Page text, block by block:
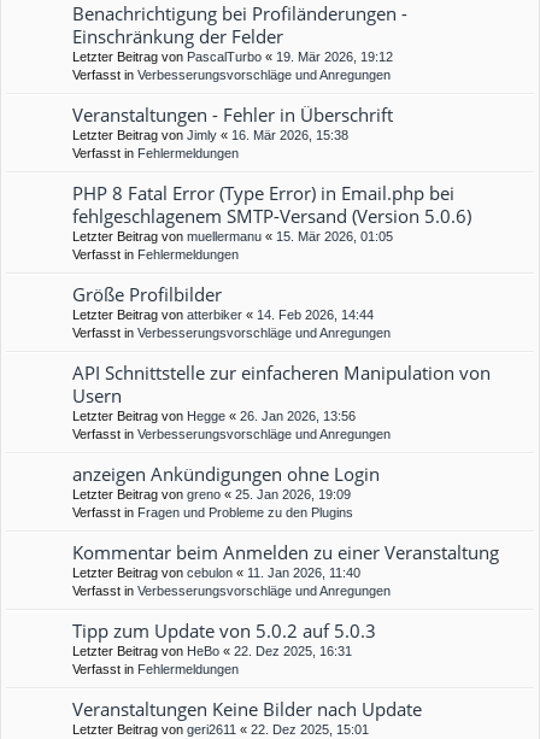
Benachrichtigung bei Profiländerungen -
Einschränkung der Felder
Letzter Beitrag von PascalTurbo « 19. Mär 2026, 19:12
Verfasst in Verbesserungsvorschläge und Anregungen
Veranstaltungen - Fehler in Überschrift
Letzter Beitrag von Jimly « 16. Mär 2026, 15:38
Verfasst in Fehlermeldungen
PHP 8 Fatal Error (Type Error) in Email.php bei
fehlgeschlagenem SMTP-Versand (Version 5.0.6)
Letzter Beitrag von muellermanu « 15. Mär 2026, 01:05
Verfasst in Fehlermeldungen
Größe Profilbilder
Letzter Beitrag von atterbiker « 14. Feb 2026, 14:44
Verfasst in Verbesserungsvorschläge und Anregungen
API Schnittstelle zur einfacheren Manipulation von
Usern
Letzter Beitrag von Hegge « 26. Jan 2026, 13:56
Verfasst in Verbesserungsvorschläge und Anregungen
anzeigen Ankündigungen ohne Login
Letzter Beitrag von greno « 25. Jan 2026, 19:09
Verfasst in Fragen und Probleme zu den Plugins
Kommentar beim Anmelden zu einer Veranstaltung
Letzter Beitrag von cebulon « 11. Jan 2026, 11:40
Verfasst in Verbesserungsvorschläge und Anregungen
Tipp zum Update von 5.0.2 auf 5.0.3
Letzter Beitrag von HeBo « 22. Dez 2025, 16:31
Verfasst in Fehlermeldungen
Veranstaltungen Keine Bilder nach Update
Letzter Beitrag von geri2611 « 22. Dez 2025, 15:01